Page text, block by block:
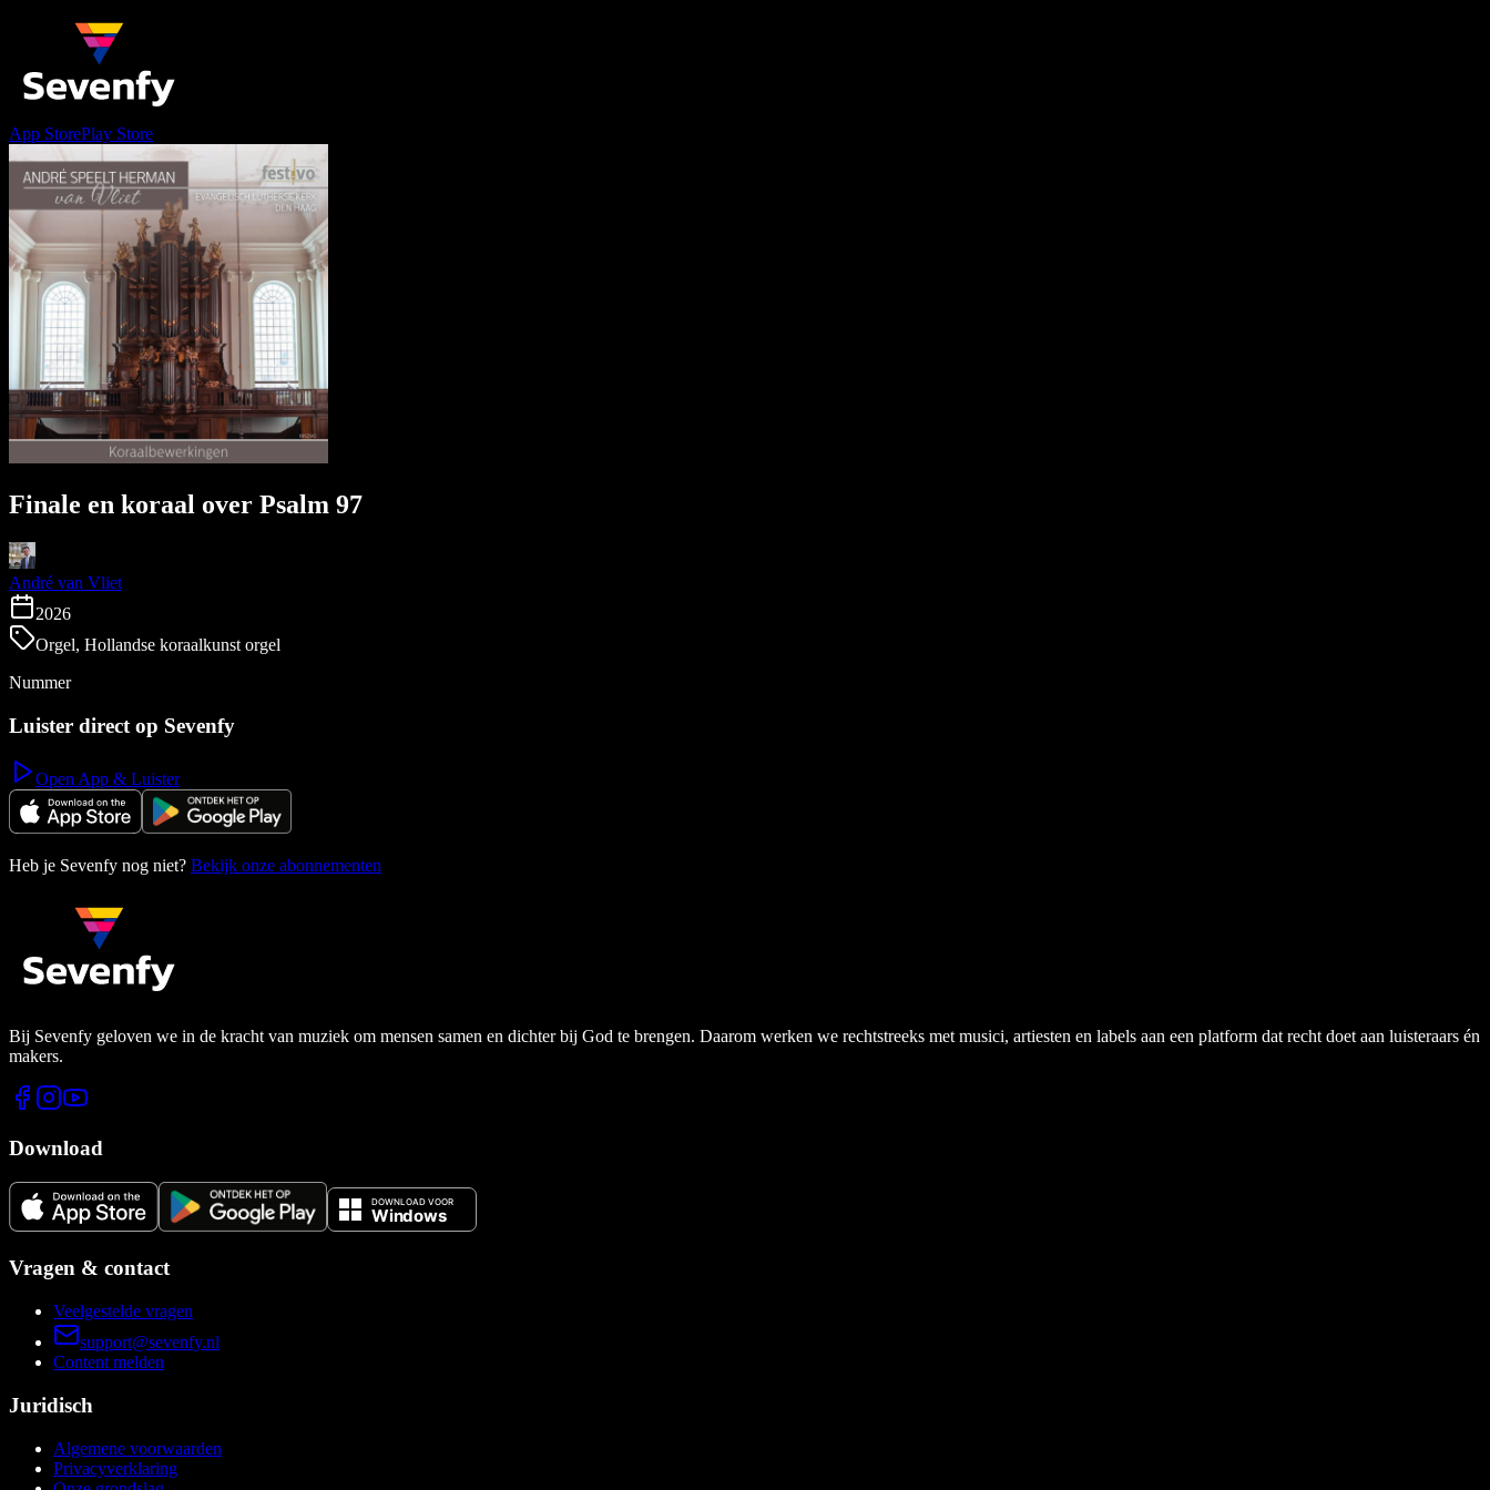
App StorePlay Store
Finale en koraal over Psalm 97
André van Vliet
2026
Orgel, Hollandse koraalkunst orgel
Nummer
Luister direct op Sevenfy
Open App & Luister
Heb je Sevenfy nog niet? Bekijk onze abonnementen
Bij Sevenfy geloven we in de kracht van muziek om mensen samen en dichter bij God te brengen. Daarom werken we rechtstreeks met musici, artiesten en labels aan een platform dat recht doet aan luisteraars én
makers.
Download
Vragen & contact
Veelgestelde vragen
support@sevenfy.nl
Content melden
Juridisch
Algemene voorwaarden
Privacyverklaring